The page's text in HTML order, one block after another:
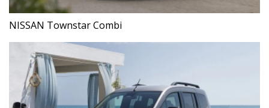
NISSAN Townstar Combi